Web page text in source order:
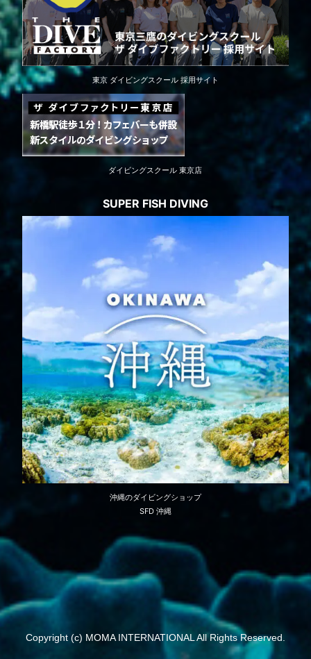
東京 ダイビングスクール 採用サイト
ダイビングスクール 東京店
SUPER FISH DIVING
沖縄のダイビングショップ
SFD 沖縄
Copyright (c) MOMA INTERNATIONAL All Rights Reserved.